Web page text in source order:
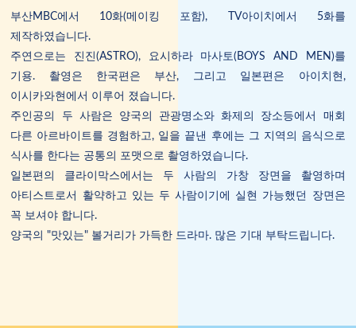
부산MBC에서 10화(메이킹 포함), TV아이치에서 5화를
제작하였습니다.
주연으로는 진진(ASTRO), 요시하라 마사토(BOYS AND MEN)를
기용. 촬영은 한국편은 부산, 그리고 일본편은 아이치현,
이시카와현에서 이루어 졌습니다.
주인공의 두 사람은 양국의 관광명소와 화제의 장소등에서 매회
다른 아르바이트를 경험하고, 일을 끝낸 후에는 그 지역의 음식으로
식사를 한다는 공통의 포맷으로 촬영하였습니다.
일본편의 클라이막스에서는 두 사람의 가창 장면을 촬영하며
아티스트로서 활약하고 있는 두 사람이기에 실현 가능했던 장면은
꼭 보셔야 합니다.
양국의 "맛있는" 볼거리가 가득한 드라마. 많은 기대 부탁드립니다.